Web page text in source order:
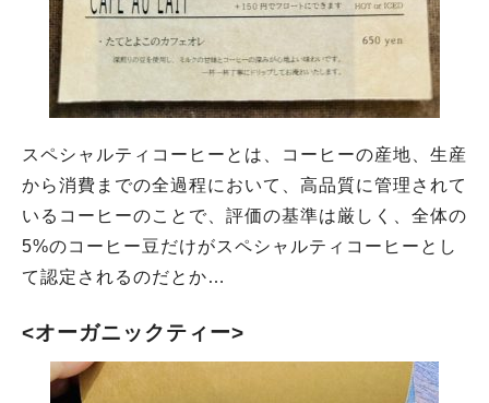
スペシャルティコーヒーとは、コーヒーの産地、生産
から消費までの全過程において、高品質に管理されて
いるコーヒーのことで、評価の基準は厳しく、全体の
5%のコーヒー豆だけがスペシャルティコーヒーとし
て認定されるのだとか…
<オーガニックティー>
人気のキーワード
#今週どこいく？#自然とふれあう#ランチ#カフェ#まとめ
#教えたい／教えて投稿記事
#大阪学院大 商品開発プロジェクト